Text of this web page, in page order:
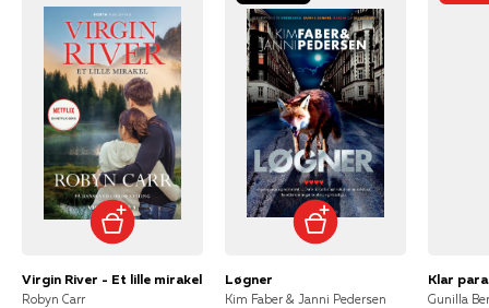
Virgin River - Et lille mirakel
Robyn Carr
Løgner
Kim Faber & Janni Pedersen
Klar